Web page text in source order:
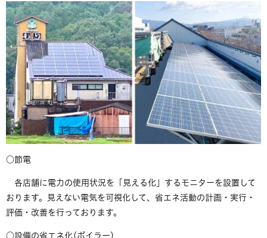
​○節電
各店舗に電力の使用状況を「見える化」するモニターを設置して
おります。見えない電気を可視化して、省エネ活動の計画・実行・
評価・改善を行っております。
​○​設備の省エネ化(ボイラー)